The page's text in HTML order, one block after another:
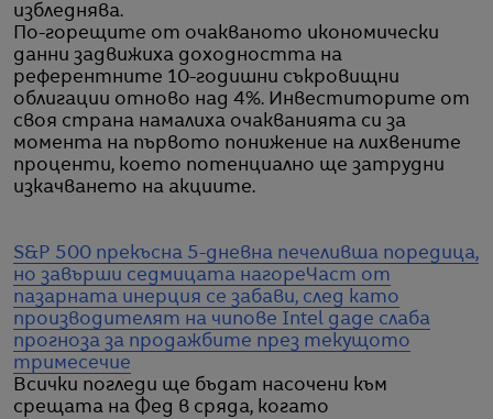
избледнява.
По-горещите от очакваното икономически
данни задвижиха доходността на
референтните 10-годишни съкровищни
облигации отново над 4%. Инвеститорите от
своя страна намалиха очакванията си за
момента на първото понижение на лихвените
проценти, което потенциално ще затрудни
изкачването на акциите.
S&P 500 прекъсна 5-дневна печеливша поредица,
но завърши седмицата нагореЧаст от
пазарната инерция се забави, след като
производителят на чипове Intel даде слаба
прогноза за продажбите през текущото
тримесечие
Всички погледи ще бъдат насочени към
срещата на Фед в сряда, когато